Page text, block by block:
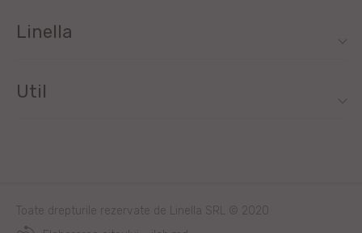
Linella
Util
Toate drepturile rezervate de Linella SRL © 2020